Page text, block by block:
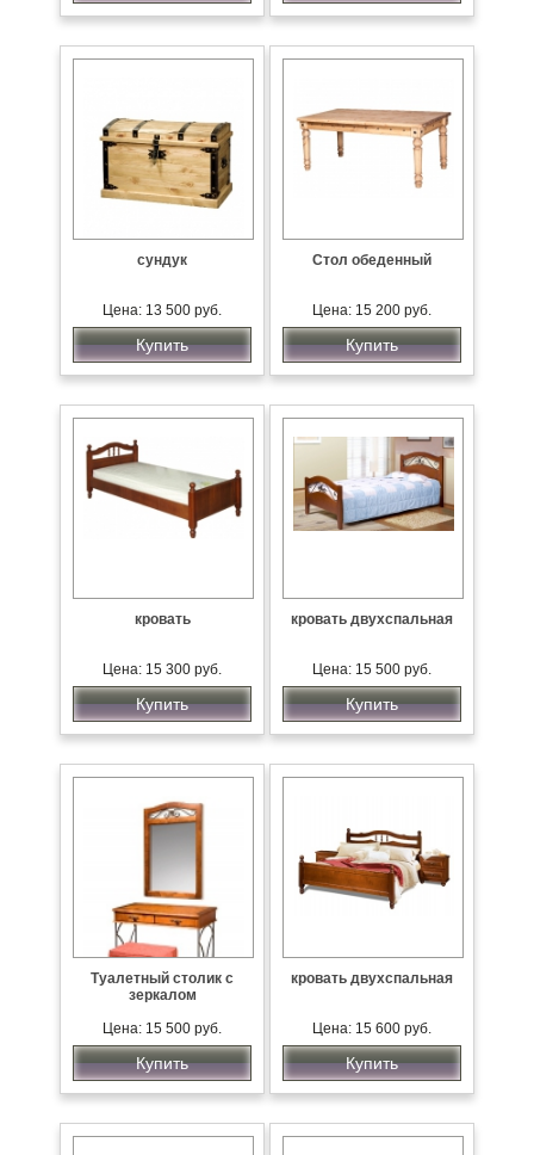
сундук
Цена: 13 500 руб.
Купить
Стол обеденный
Цена: 15 200 руб.
Купить
кровать
Цена: 15 300 руб.
Купить
кровать двухспальная
Цена: 15 500 руб.
Купить
Туалетный столик с
зеркалом
Цена: 15 500 руб.
Купить
кровать двухспальная
Цена: 15 600 руб.
Купить